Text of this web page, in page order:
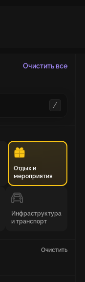
Очистить все
/
Отдых и
мероприятия
Инфраструктура
и транспорт
Очистить